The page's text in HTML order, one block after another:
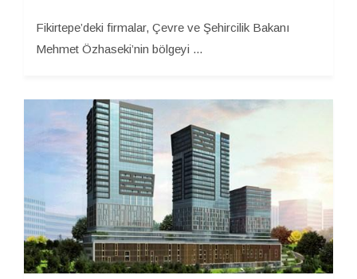
Fikirtepe’deki firmalar, Çevre ve Şehircilik Bakanı
Mehmet Özhaseki’nin bölgeyi ...